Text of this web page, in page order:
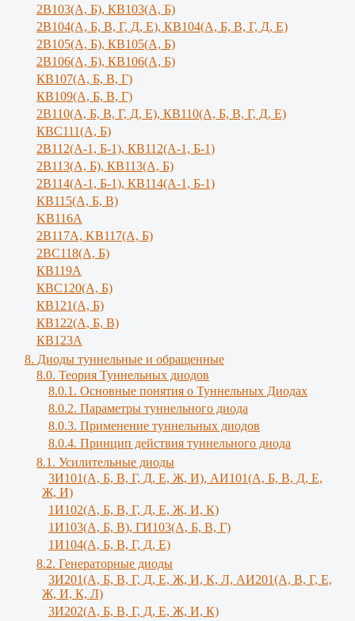
2В103(А, Б), КВ103(А, Б)
2В104(А, Б, В, Г, Д, Е), КВ104(А, Б, B, Г, Д, E)
2В105(А, Б), КВ105(А, Б)
2В106(А, Б), КВ106(А, Б)
КВ107(А, Б, В, Г)
КВ109(А, Б, В, Г)
2В110(А, Б, В, Г, Д, Е), КВ110(А, Б, B, Г, Д, E)
КВС111(А, Б)
2В112(А-1, Б-1), КВ112(А-1, Б-1)
2В113(А, Б), КВ113(А, Б)
2В114(А-1, Б-1), КВ114(А-1, Б-1)
КВ115(А, Б, В)
KB116A
2В117А, KB117(A, Б)
2ВС118(А, Б)
КВ119А
КВС120(А, Б)
КВ121(А, Б)
КВ122(А, Б, В)
КВ123А
8. Диоды туннельные и обращенные
8.0. Теория Туннельных диодов
8.0.1. Основные понятия о Туннельных Диодах
8.0.2. Параметры туннельного диода
8.0.3. Применение туннельных диодов
8.0.4. Принцип действия туннельного диода
8.1. Усилительные диоды
3И101(А, Б, В, Г, Д, Е, Ж, И), АИ101(А, Б, В, Д, Е,
Ж, И)
1И102(А, Б, В, Г, Д, Е, Ж, И, К)
1И103(А, Б, В), ГИ103(А, Б, В, Г)
1И104(А, Б, В, Г, Д, Е)
8.2. Генераторные диоды
3И201(А, Б, В, Г, Д, Е, Ж, И, К, Л, АИ201(А, В, Г, Е,
Ж, И, К, Л)
3И202(А, Б, В, Г, Д, Е, Ж, И, К)